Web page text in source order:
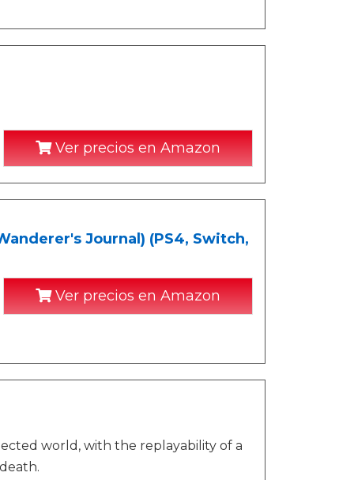
Ver precios en Amazon
Journal) (PS4, Switch,
Ver precios en Amazon
world, with the replayability of a